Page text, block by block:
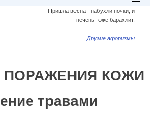
Пришла весна - набухли почки, и
печень тоже барахлит.
Другие афоризмы
ПОРАЖЕНИЯ КОЖИ
травами